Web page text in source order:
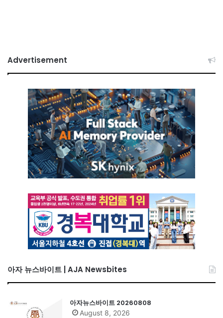
Advertisement
아자 뉴스바이트 | AJA Newsbites
아자뉴스바이트 20260808
August 8, 2026